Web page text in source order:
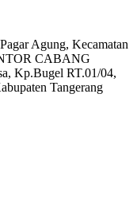
Agung, Kecamatan
CABANG
Kp.Bugel RT.01/04,
Tangerang